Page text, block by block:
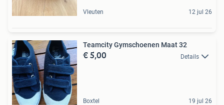
Vleuten 12 jul 26
Teamcity Gymschoenen Maat 32
€ 5,00 Details
Boxtel 19 jul 26